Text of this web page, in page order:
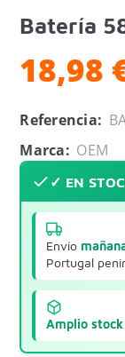
Batería
18,98
Referencia:
Marca: OEM
✓ EN
Envío
Portugal
Amplio